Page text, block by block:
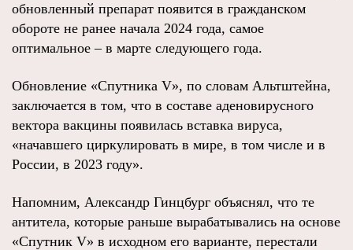
обновленный препарат появится в гражданском
обороте не ранее начала 2024 года, самое
оптимальное – в марте следующего года.
Обновление «Спутника V», по словам Альтштейна,
заключается в том, что в составе аденовирусного
вектора вакцины появилась вставка вируса,
«начавшего циркулировать в мире, в том числе и в
России, в 2023 году».
Напомним, Александр Гинцбург объяснял, что те
антитела, которые раньше вырабатывались на основе
«Спутник V» в исходном его варианте, перестали